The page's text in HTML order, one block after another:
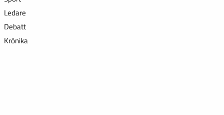
Ledare
Debatt
Krönika